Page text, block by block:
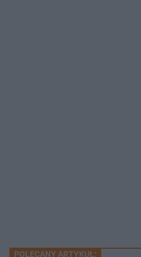
POLECANY ARTYKUŁ: